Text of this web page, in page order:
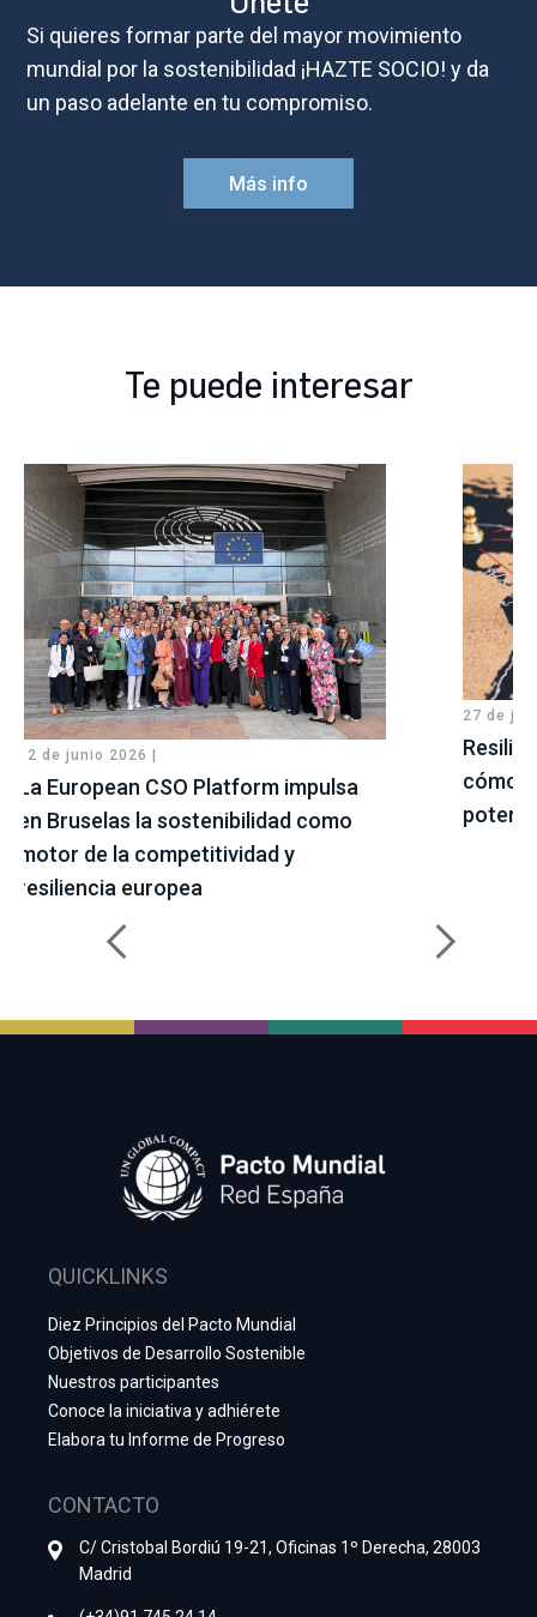
Si quieres formar parte del mayor movimiento
mundial por la sostenibilidad ¡HAZTE SOCIO! y da
un paso adelante en tu compromiso.
Más info
Te puede interesar
12 de junio 2026 |
La European CSO Platform impulsa
en Bruselas la sostenibilidad como
motor de la competitividad y
resiliencia europea
27 de
cómo
QUICKLINKS
Diez Principios del Pacto Mundial
Objetivos de Desarrollo Sostenible
Nuestros participantes
Conoce la iniciativa y adhiérete
Elabora tu Informe de Progreso
CONTACTO
C/ Cristobal Bordiú 19-21, Oficinas 1º Derecha, 28003
Madrid